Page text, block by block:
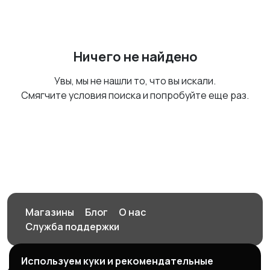
Ничего не найдено
Увы, мы не нашли то, что вы искали.
Смягчите условия поиска и попробуйте еще раз.
Магазины Блог
О нас
Служба поддержки
Используем куки и рекомендательные